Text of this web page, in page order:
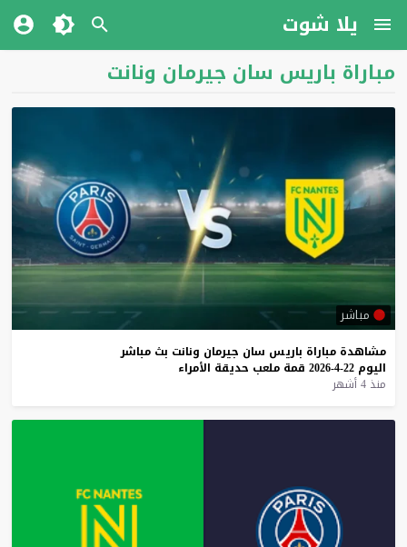
يلا شوت
مباراة باريس سان جيرمان ونانت
مباشر
مشاهدة مباراة باريس سان جيرمان ونانت بث مباشر
اليوم 22-4-2026 قمة ملعب حديقة الأمراء
منذ 4 أشهر